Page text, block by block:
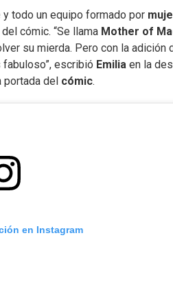
y todo un equipo formado por
cómic. “Se llama Mother of
su mierda. Pero con la adición
escribió Emilia en la
del cómic.
en Instagram